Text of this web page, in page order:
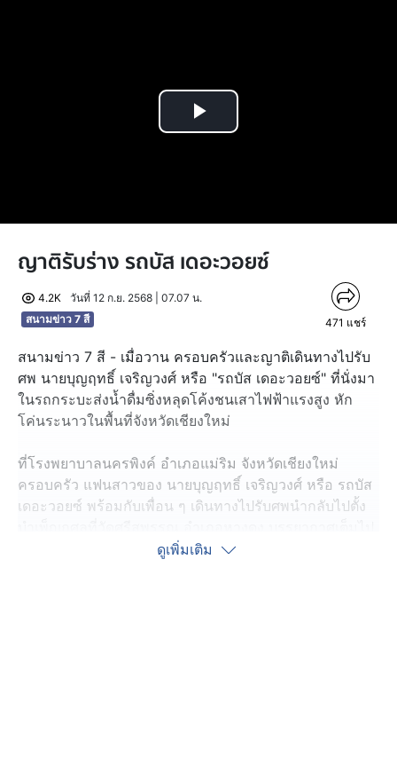
Play
ญาติรับร่าง รถบัส เดอะวอยซ์
4.2K
วันที่ 12 ก.ย. 2568 | 07.07 น.
สนามข่าว 7 สี
471 แชร์
สนามข่าว 7 สี - เมื่อวาน ครอบครัวและญาติเดินทางไปรับ
ศพ นายบุญฤทธิ์ เจริญวงศ์ หรือ "รถบัส เดอะวอยซ์" ที่นั่งมา
ในรถกระบะส่งน้ำดื่มซิ่งหลุดโค้งชนเสาไฟฟ้าแรงสูง หัก
โค่นระนาวในพื้นที่จังหวัดเชียงใหม่
ที่โรงพยาบาลนครพิงค์ อำเภอแม่ริม จังหวัดเชียงใหม่
ครอบครัว แฟนสาวของ นายบุญฤทธิ์ เจริญวงศ์ หรือ รถบัส
เดอะวอยซ์ พร้อมกับเพื่อน ๆ เดินทางไปรับศพนำกลับไปตั้ง
ด้วยความเศร้าโศก เนื่องจากทุกคนยังทำใจไม่ได้กับความ
ดูเพิ่มเติม